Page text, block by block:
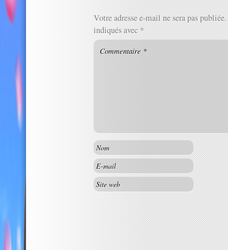
Votre adresse e-mail ne sera pas publiée.
indiqués avec *